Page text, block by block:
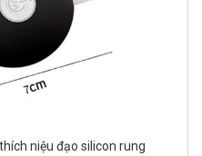
niệu đạo silicon rung